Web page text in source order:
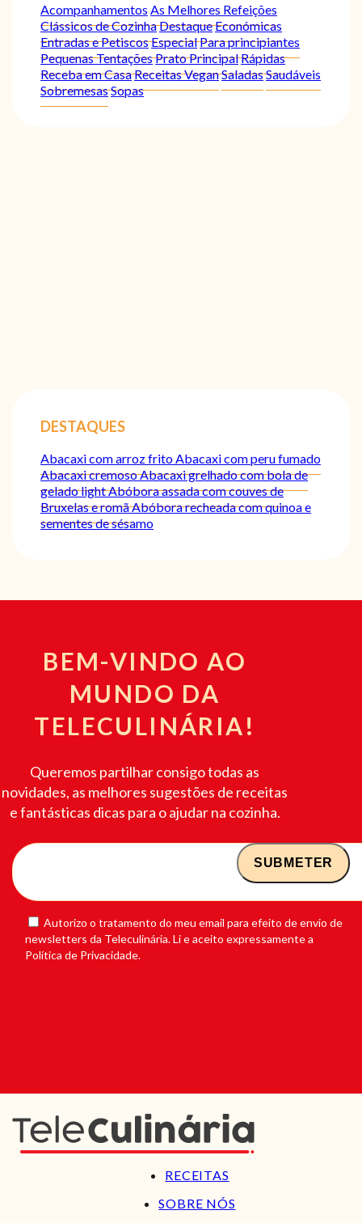
Acompanhamentos As Melhores Refeições
Clássicos de CozinhaDestaqueEconómicas
Entradas e PetiscosEspecialPara principiantes
Pequenas TentaçõesPrato PrincipalRápidas
Receba em CasaReceitas VeganSaladasSaudáveis
SobremesasSopas
DESTAQUES
Abacaxi com arroz frito Abacaxi com peru fumado
Abacaxi cremosoAbacaxi grelhado com bola de
gelado lightAbóbora assada com couves de
Bruxelas e romãAbóbora recheada com quinoa e
sementes de sésamo
BEM-VINDO AO
MUNDO DA
TELECULINÁRIA!
Queremos partilhar consigo todas as
novidades, as melhores sugestões de receitas
e fantásticas dicas para o ajudar na cozinha.
Autorizo o tratamento do meu email para efeito de envio de
newsletters da Teleculinária. Li e aceito expressamente a
Política de Privacidade.
RECEITAS
SOBRE NÓS